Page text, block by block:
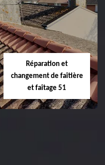
Changement de
toiture 51
Réparation et
changement de faîtière
et faîtage 51